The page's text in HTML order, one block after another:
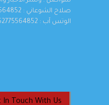
الوتس آب : 00962775564852
In Touch With Us